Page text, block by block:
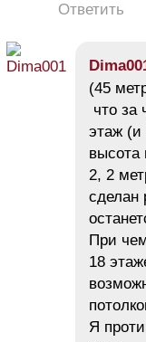
Ответить
(45
что за
этаж (и
высота
2, 2
сделан
При
18
Я